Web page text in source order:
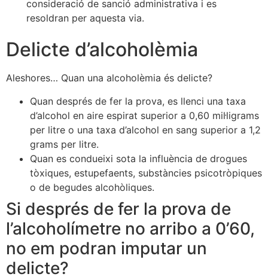
consideració de sanció administrativa i es
resoldran per aquesta via.
Delicte d’alcoholèmia
Aleshores… Quan una alcoholèmia és delicte?
Quan després de fer la prova, es llenci una taxa
d’alcohol en aire espirat superior a 0,60 mil·ligrams
per litre o una taxa d’alcohol en sang superior a 1,2
grams per litre.
Quan es condueixi sota la influència de drogues
tòxiques, estupefaents, substàncies psicotròpiques
o de begudes alcohòliques.
Si després de fer la prova de
l’alcoholímetre no arribo a 0’60,
no em podran imputar un
delicte?